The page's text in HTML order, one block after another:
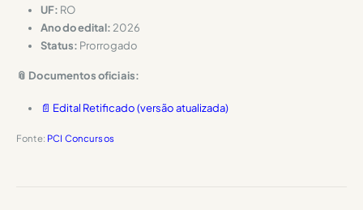
UF: RO
Ano do edital: 2026
Status: Prorrogado
📎 Documentos oficiais:
📄 Edital Retificado (versão atualizada)
Fonte: PCI Concursos